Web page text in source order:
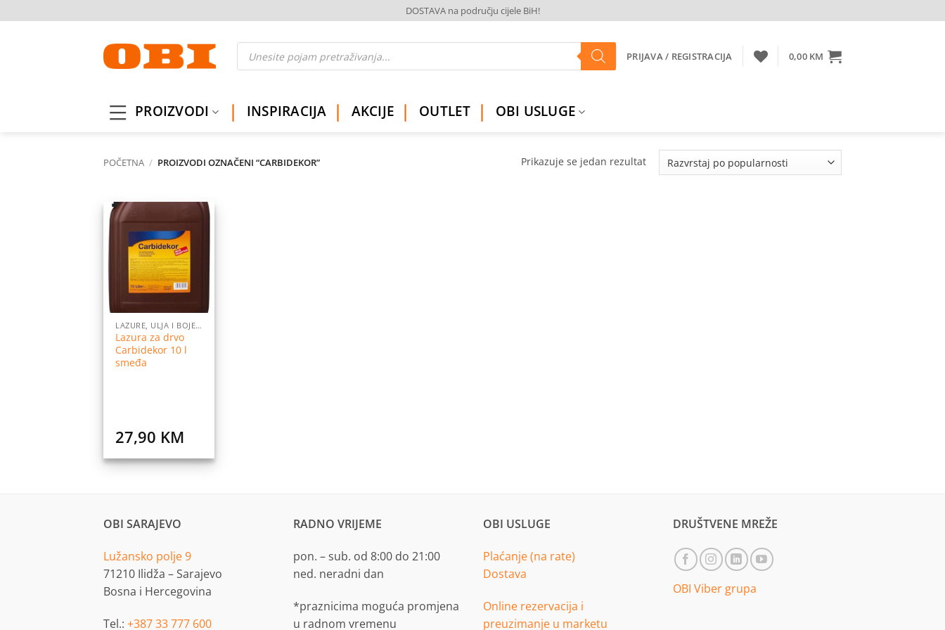
to
DOSTAVA na području cijele BiH!
Products
search PRIJAVA / REGISTRACIJA 0,00 KM
PROIZVODI INSPIRACIJA AKCIJE OUTLET OBI USLUGE
POČETNA / PROIZVODI OZNAČENI “CARBIDEKOR” Prikazuje se jedan rezultat
Dodaj
na
listu
želja
LAZURE, ULJA I BOJE ZA DRVO
Lazura za drvo
Carbidekor 10 l
smeđa
27,90 KM
OBI SARAJEVO
Lužansko polje 9
71210 Ilidža – Sarajevo
Bosna i Hercegovina
Tel.: +387 33 777 600
RADNO VRIJEME
pon. – sub. od 8:00 do 21:00
ned. neradni dan
*praznicima moguća promjena
u radnom vremenu
OBI USLUGE
Plaćanje (na rate)
Dostava
Online rezervacija i
preuzimanje u marketu
DRUŠTVENE MREŽE
OBI Viber grupa